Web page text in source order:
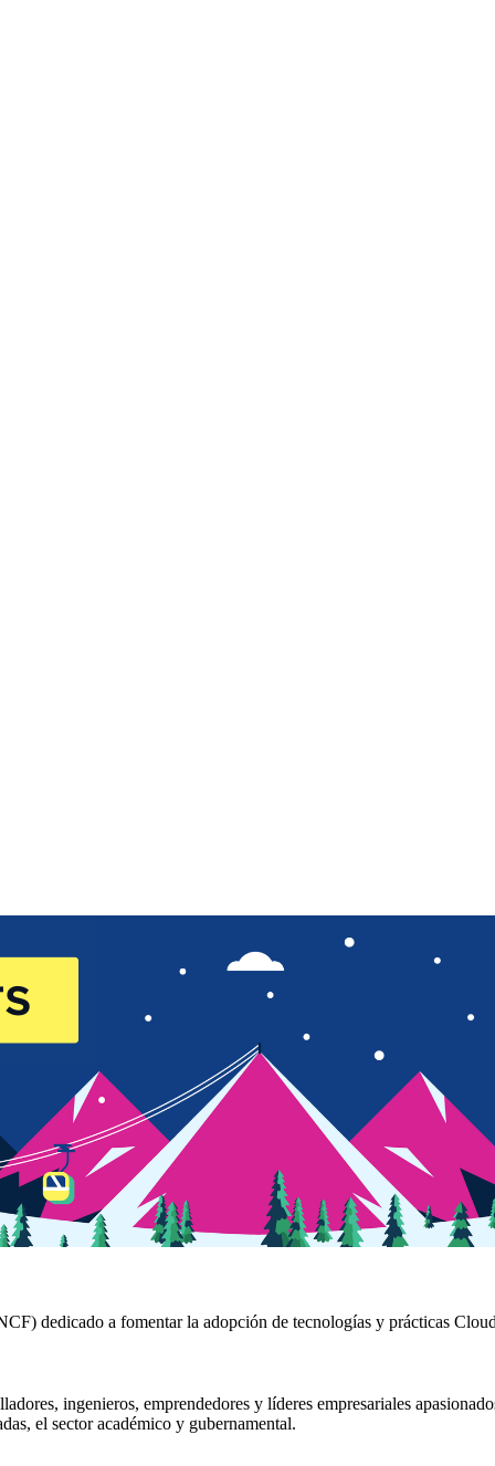
dedicado a fomentar la adopción de tecnologías y prácticas
ingenieros, emprendedores y líderes empresariales
el sector académico y gubernamental.